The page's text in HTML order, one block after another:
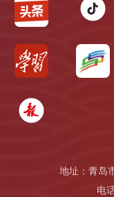
地址：青岛
电